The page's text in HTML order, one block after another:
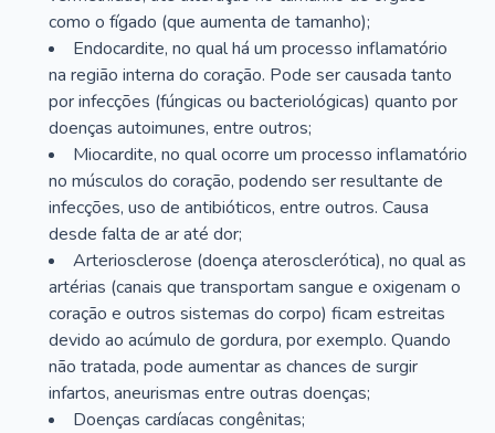
como o fígado (que aumenta de tamanho);
Endocardite, no qual há um processo inflamatório
na região interna do coração. Pode ser causada tanto
por infecções (fúngicas ou bacteriológicas) quanto por
doenças autoimunes, entre outros;
Miocardite, no qual ocorre um processo inflamatório
no músculos do coração, podendo ser resultante de
infecções, uso de antibióticos, entre outros. Causa
desde falta de ar até dor;
Arteriosclerose (doença aterosclerótica), no qual as
artérias (canais que transportam sangue e oxigenam o
coração e outros sistemas do corpo) ficam estreitas
devido ao acúmulo de gordura, por exemplo. Quando
não tratada, pode aumentar as chances de surgir
infartos, aneurismas entre outras doenças;
Doenças cardíacas congênitas;